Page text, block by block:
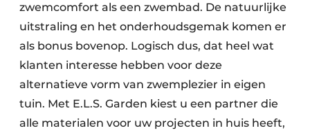
zwemcomfort als een zwembad. De natuurlijke
uitstraling en het onderhoudsgemak komen er
als bonus bovenop. Logisch dus, dat heel wat
klanten interesse hebben voor deze
alternatieve vorm van zwemplezier in eigen
tuin. Met E.L.S. Garden kiest u een partner die
alle materialen voor uw projecten in huis heeft,